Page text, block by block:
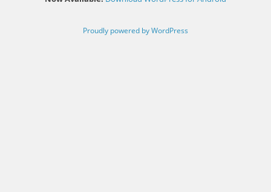
Proudly powered by WordPress